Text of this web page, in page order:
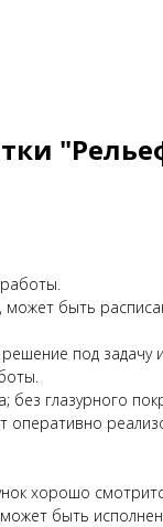
может быть
под задачу
без глазурного
оперативно
хорошо
быть